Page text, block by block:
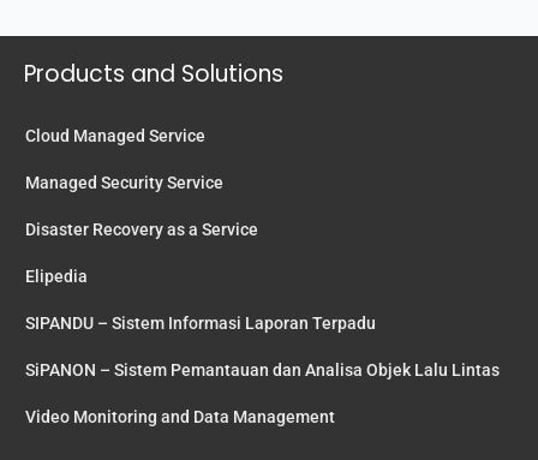
Products and Solutions
Cloud Managed Service
Managed Security Service
Disaster Recovery as a Service
Elipedia
SIPANDU – Sistem Informasi Laporan Terpadu
SiPANON – Sistem Pemantauan dan Analisa Objek Lalu Lintas
Video Monitoring and Data Management